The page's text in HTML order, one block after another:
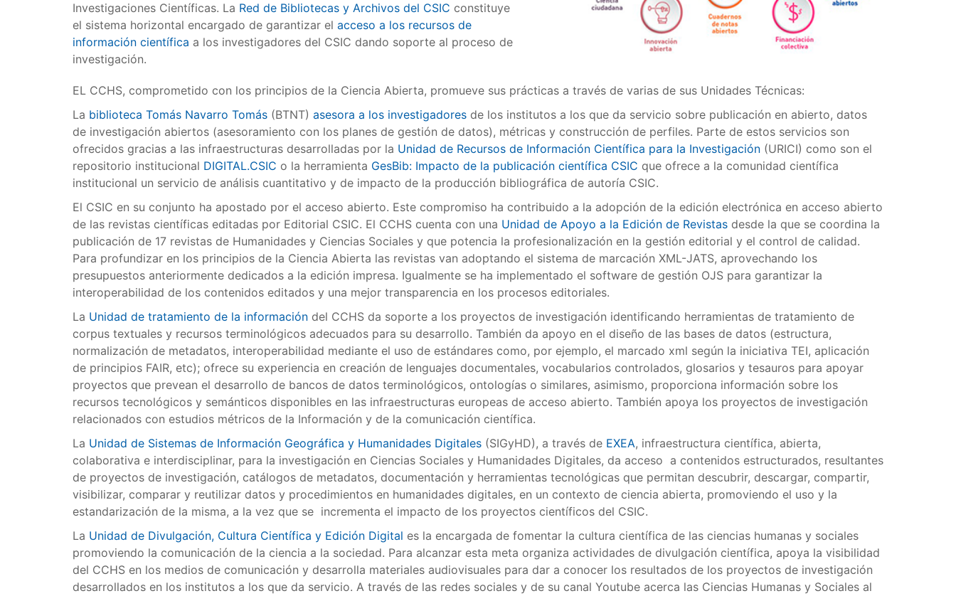
Investigaciones Científicas. La Red de Bibliotecas y Archivos del CSIC constituye
el sistema horizontal encargado de garantizar el acceso a los recursos de
información científica a los investigadores del CSIC dando soporte al proceso de
investigación.
EL CCHS, comprometido con los principios de la Ciencia Abierta, promueve sus prácticas a través de varias de sus Unidades Técnicas:
La biblioteca Tomás Navarro Tomás (BTNT) asesora a los investigadores de los institutos a los que da servicio sobre publicación en abierto, datos
de investigación abiertos (asesoramiento con los planes de gestión de datos), métricas y construcción de perfiles. Parte de estos servicios son
ofrecidos gracias a las infraestructuras desarrolladas por la Unidad de Recursos de Información Científica para la Investigación (URICI) como son el
repositorio institucional DIGITAL.CSIC o la herramienta GesBib: Impacto de la publicación científica CSIC que ofrece a la comunidad científica
institucional un servicio de análisis cuantitativo y de impacto de la producción bibliográfica de autoría CSIC.
El CSIC en su conjunto ha apostado por el acceso abierto. Este compromiso ha contribuido a la adopción de la edición electrónica en acceso abierto
de las revistas científicas editadas por Editorial CSIC. El CCHS cuenta con una Unidad de Apoyo a la Edición de Revistas desde la que se coordina la
publicación de 17 revistas de Humanidades y Ciencias Sociales y que potencia la profesionalización en la gestión editorial y el control de calidad.
Para profundizar en los principios de la Ciencia Abierta las revistas van adoptando el sistema de marcación XML-JATS, aprovechando los
presupuestos anteriormente dedicados a la edición impresa. Igualmente se ha implementado el software de gestión OJS para garantizar la
interoperabilidad de los contenidos editados y una mejor transparencia en los procesos editoriales.
La Unidad de tratamiento de la información del CCHS da soporte a los proyectos de investigación identificando herramientas de tratamiento de
corpus textuales y recursos terminológicos adecuados para su desarrollo. También da apoyo en el diseño de las bases de datos (estructura,
normalización de metadatos, interoperabilidad mediante el uso de estándares como, por ejemplo, el marcado xml según la iniciativa TEI, aplicación
de principios FAIR, etc); ofrece su experiencia en creación de lenguajes documentales, vocabularios controlados, glosarios y tesauros para apoyar
proyectos que prevean el desarrollo de bancos de datos terminológicos, ontologías o similares, asimismo, proporciona información sobre los
recursos tecnológicos y semánticos disponibles en las infraestructuras europeas de acceso abierto. También apoya los proyectos de investigación
relacionados con estudios métricos de la Información y de la comunicación científica.
La Unidad de Sistemas de Información Geográfica y Humanidades Digitales (SIGyHD), a través de EXEA, infraestructura científica, abierta,
colaborativa e interdisciplinar, para la investigación en Ciencias Sociales y Humanidades Digitales, da acceso a contenidos estructurados, resultantes
de proyectos de investigación, catálogos de metadatos, documentación y herramientas tecnológicas que permitan descubrir, descargar, compartir,
visibilizar, comparar y reutilizar datos y procedimientos en humanidades digitales, en un contexto de ciencia abierta, promoviendo el uso y la
estandarización de la misma, a la vez que se incrementa el impacto de los proyectos científicos del CSIC.
La Unidad de Divulgación, Cultura Científica y Edición Digital es la encargada de fomentar la cultura científica de las ciencias humanas y sociales
promoviendo la comunicación de la ciencia a la sociedad. Para alcanzar esta meta organiza actividades de divulgación científica, apoya la visibilidad
del CCHS en los medios de comunicación y desarrolla materiales audiovisuales para dar a conocer los resultados de los proyectos de investigación
desarrollados en los institutos a los que da servicio. A través de las redes sociales y de su canal Youtube acerca las Ciencias Humanas y Sociales al